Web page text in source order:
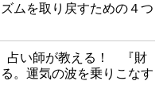
ムを取り戻すための４つ
占い師が教える！ 『財
。運気の波を乗りこなす